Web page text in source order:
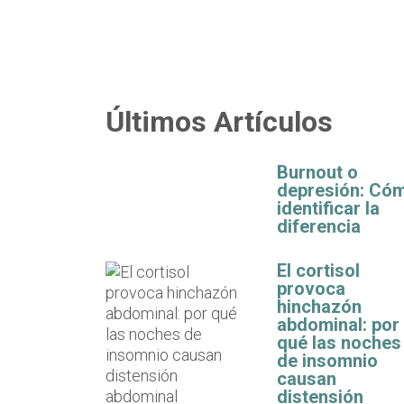
Últimos Artículos
Burnout o
depresión:
identificar la
diferencia
El cortisol
provoca
hinchazón
abdominal: por
qué las noches
de insomnio
causan
distensión